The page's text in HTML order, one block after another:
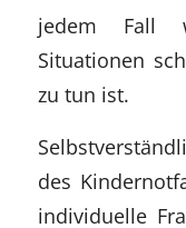
jedem Fall
Situationen
zu tun ist.
des
individuelle